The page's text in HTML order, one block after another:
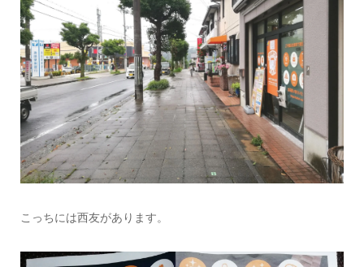
こっちには西友があります。